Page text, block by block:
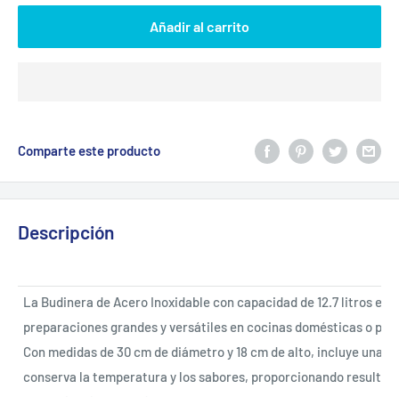
Añadir al carrito
Comparte este producto
Descripción
La Budinera de Acero Inoxidable con capacidad de 12.7 litros es
preparaciones grandes y versátiles en cocinas domésticas o
Con medidas de 30 cm de diámetro y 18 cm de alto, incluye una
conserva la temperatura y los sabores, proporcionando